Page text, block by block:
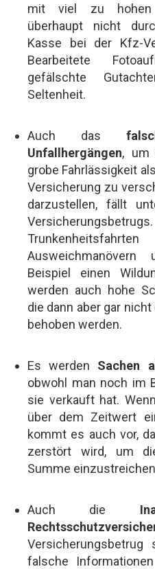
mit viel zu hohen
überhaupt nicht
Kasse bei der Kfz-
Bearbeitete
gefälschte
Seltenheit.
Auch das
Unfallhergängen, um
grobe Fahrlässigkeit
Versicherung zu
darzustellen, fällt
Beispiel einen
werden auch hohe
die dann aber gar
behoben werden.
Es werden Sachen
obwohl man noch im
sie verkauft hat.
über dem Zeitwert
kommt es auch vor,
zerstört wird, um
Summe
Auch die
falsche